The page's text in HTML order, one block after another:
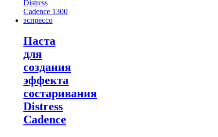
Паста
для
создания
эффекта
состаривания
Distress
Cadence